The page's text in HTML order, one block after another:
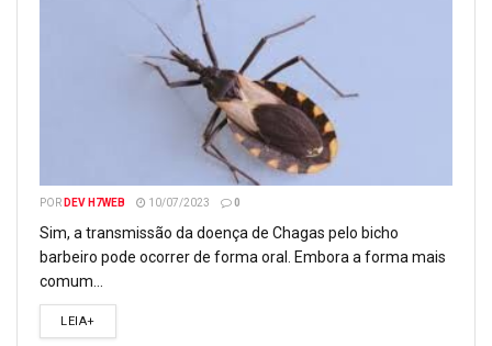
POR DEV H7WEB 10/07/2023 0
Sim, a transmissão da doença de Chagas pelo bicho
barbeiro pode ocorrer de forma oral. Embora a forma mais
comum...
LEIA+